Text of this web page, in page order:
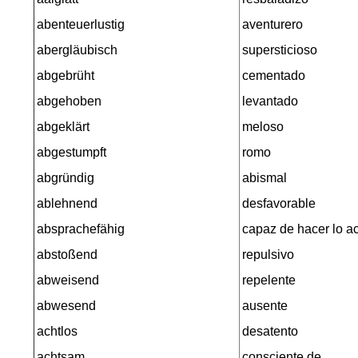
abenteuerlustig
abergläubisch
abgebrüht
abgehoben
abgeklärt
abgestumpft
abgründig
ablehnend
absprachefähig
abstoßend
abweisend
abwesend
achtlos
aventurero
supersticioso
cementado
levantado
meloso
romo
abismal
desfavorable
capaz de hacer lo
repulsivo
repelente
ausente
desatento